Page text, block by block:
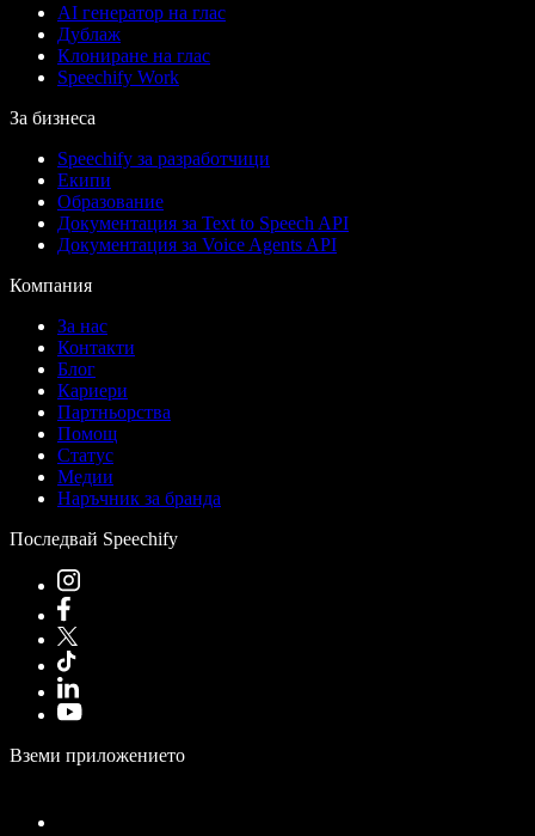
AI генератор на глас
Дублаж
Клониране на глас
Speechify Work
За бизнеса
Speechify за разработчици
Екипи
Образование
Документация за Text to Speech API
Документация за Voice Agents API
Компания
За нас
Контакти
Блог
Кариери
Партньорства
Помощ
Статус
Медии
Наръчник за бранда
Последвай Speechify
Вземи приложението